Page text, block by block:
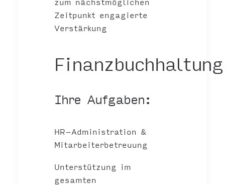
Zeitpunkt engagierte
Verstärkung
Finanzbuchhaltung
Ihre Aufgaben:
HR-Administration &
Mitarbeiterbetreuung
Unterstützung im
gesamten